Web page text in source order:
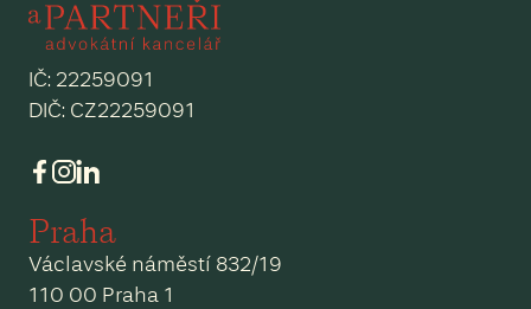
IČ: 22259091
DIČ: CZ22259091
Praha
Václavské náměstí 832/19
110 00 Praha 1